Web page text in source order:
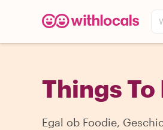
Things
Egal ob Foodie,